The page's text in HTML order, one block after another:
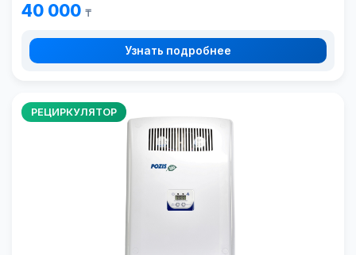
40 000 ₸
Узнать подробнее
РЕЦИРКУЛЯТОР